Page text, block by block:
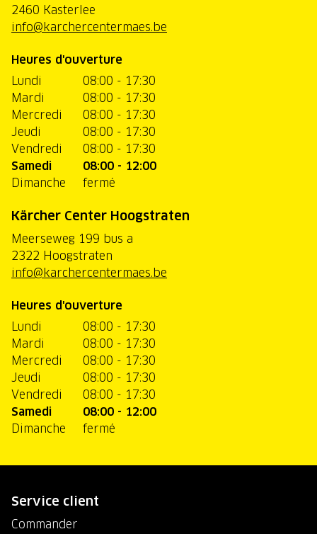
2460 Kasterlee
info@karchercentermaes.be
Heures d'ouverture
Lundi
08:00 - 17:30
Mardi
08:00 - 17:30
Mercredi
08:00 - 17:30
Jeudi
08:00 - 17:30
Vendredi
08:00 - 17:30
Samedi
08:00 - 12:00
Dimanche
fermé
Kärcher Center Hoogstraten
Meerseweg 199 bus a
2322 Hoogstraten
info@karchercentermaes.be
Heures d'ouverture
Lundi
08:00 - 17:30
Mardi
08:00 - 17:30
Mercredi
08:00 - 17:30
Jeudi
08:00 - 17:30
Vendredi
08:00 - 17:30
Samedi
08:00 - 12:00
Dimanche
fermé
Service client
Commander